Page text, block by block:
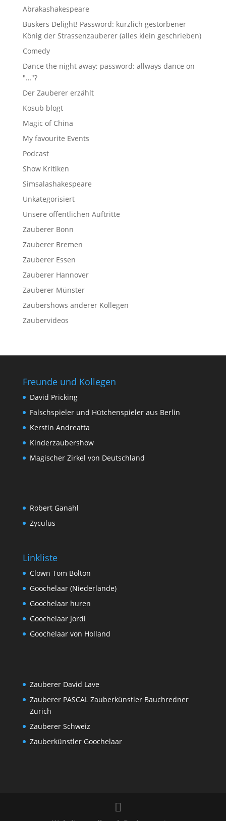
Abrakashakespeare
Buskers Delight! Password: kürzlich gestorbener
König der Strassenzauberer (alles klein geschrieben)
Comedy
Dance the night away; password: allways dance on
"…"?
Der Zauberer erzählt
Kosub blogt
Magic of China
My favourite Events
Podcast
Show Kritiken
Simsalashakespeare
Unkategorisiert
Unsere öffentlichen Auftritte
Zauberer Bonn
Zauberer Bremen
Zauberer Essen
Zauberer Hannover
Zauberer Münster
Zaubershows anderer Kollegen
Zaubervideos
Freunde und Kollegen
David Pricking
Falschspieler und Hütchenspieler aus Berlin
Kerstin Andreatta
Kinderzaubershow
Magischer Zirkel von Deutschland
Robert Ganahl
Zyculus
Linkliste
Clown Tom Bolton
Goochelaar (Niederlande)
Goochelaar huren
Goochelaar Jordi
Goochelaar von Holland
Zauberer David Lave
Zauberer PASCAL Zauberkünstler Bauchredner
Zürich
Zauberer Schweiz
Zauberkünstler Goochelaar